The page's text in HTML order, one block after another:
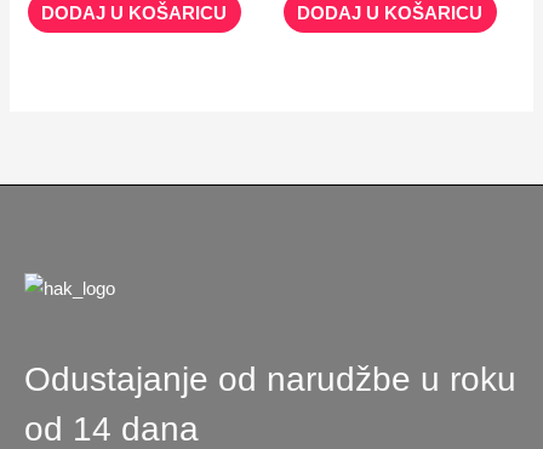
DODAJ U KOŠARICU DODAJ U KOŠARICU
Odustajanje od narudžbe u roku
od 14 dana